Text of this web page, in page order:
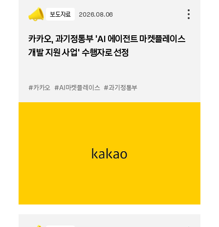
보도자료 2026.08.06
카카오, 과기정통부 ‘AI 에이전트 마켓플레이스
개발 지원 사업’ 수행자로 선정
#카카오 #AI마켓플레이스 #과기정통부